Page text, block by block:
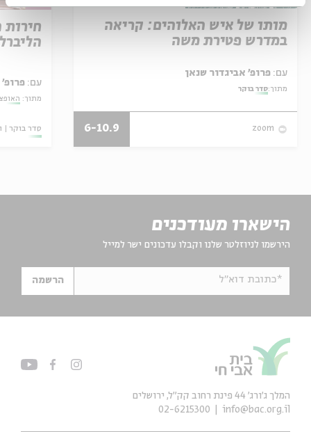
מותו של איש האלוהים: קריאה
במדרש פטירת משה
עם:
מתוך:סדר בוקר
zoom
6-10.9
עם: פרופ'
מתוך:
סדר בוקר
הישארו מעודכנים
הירשמו לניוזלטר שלנו וקבלו עדכונים ישר למייל
*כתובת דוא"ל הרשמה
המלך ג'ורג' 44 פינת רחוב קק״ל, ירושלים
info@bac.org.il
02-6215300